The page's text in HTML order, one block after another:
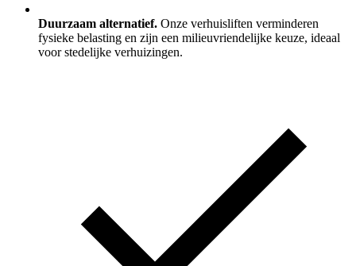
Duurzaam alternatief. Onze verhuisliften verminderen
fysieke belasting en zijn een milieuvriendelijke keuze, ideaal
voor stedelijke verhuizingen.